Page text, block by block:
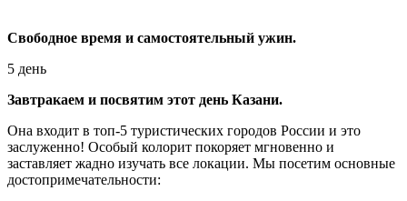
Свободное время и самостоятельный ужин.
5 день
Завтракаем и посвятим этот день Казани.
Она входит в топ-5 туристических городов России и это
заслуженно! Особый колорит покоряет мгновенно и
заставляет жадно изучать все локации. Мы посетим основные
достопримечательности: